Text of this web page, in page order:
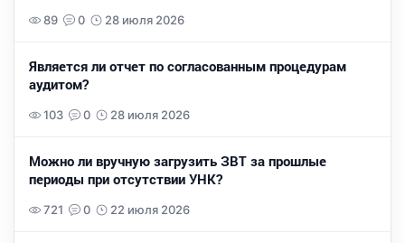
89 0 28 июля 2026
Является ли отчет по согласованным процедурам
аудитом?
103 0 28 июля 2026
Можно ли вручную загрузить ЗВТ за прошлые
периоды при отсутствии УНК?
721 0 22 июля 2026